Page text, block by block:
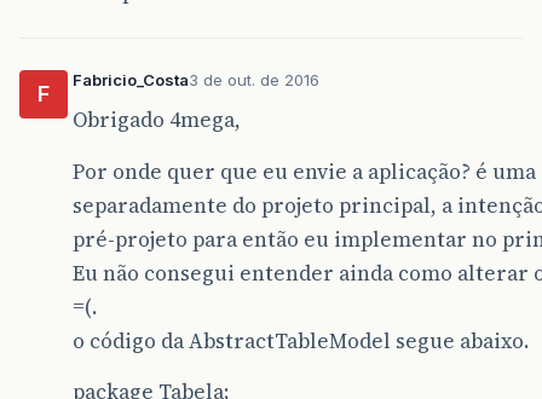
public void
fireTableRowsUpdated (rowIndex,
}
F
Fabricio_Costa3 de out. de 2016
Obrigado 4mega,
Por onde quer que eu envie a aplicação? é
separadamente do projeto principal, a
pré-projeto para então eu implementar no
Eu não consegui entender ainda como alterar
=(.
o código da AbstractTableModel segue abaixo.
package Tabela;